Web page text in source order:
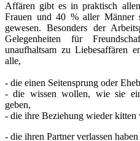
Affären gibt es in praktisch
Frauen und 40 % aller Männer
gewesen. Besonders der
Gelegenheiten für
unaufhaltsam zu Liebesaffären
alle,
- die einen Seitensprung oder
- die wissen wollen, wie sie
geben,
- die ihre Beziehung wieder kitten
- die ihren Partner verlassen